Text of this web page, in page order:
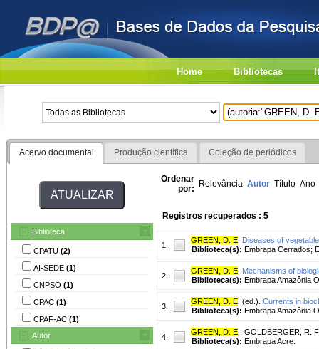
Home Bibliotecas
Acervo documental Produção científica Coleção de periódicos
Biblioteca
CPATU (2)
AI-SEDE (1)
CNPSO (1)
CPAC (1)
CPAF-AC (1)
Autor
Ordenar
por: Relevância Autor Título Ano
Registros recuperados : 5
1.
GREEN, D. E Diseases of
Biblioteca(s): Embrapa Cerrados;
2.
GREEN, D. E Mechanisms of
Biblioteca(s): Embrapa Amazônia
3.
GREEN, D. E . (ed.). Currents in
Biblioteca(s): Embrapa Amazônia
4.
GREEN, D. E ; GOLDBERGER, R.
Biblioteca(s): Embrapa Acre.